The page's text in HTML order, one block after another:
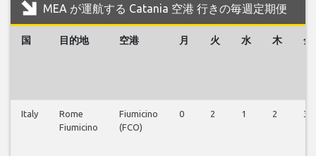
MEA が運航する Catania 空港 行きの毎週定期便
国 目的地 空港 月 火 水 木 金
Italy
Rome
Fiumicino
Fiumicino
(FCO)
0 2 1 2 3